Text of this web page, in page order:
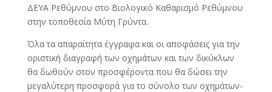
ΔΕΥΑ Ρεθύμνου στο Βιολογικό Καθαρισμό Ρεθύμνου
στην τοποθεσία Μύτη Γρύντα.
Όλα τα απαραίτητα έγγραφα και οι αποφάσεις για την
οριστική διαγραφή των οχημάτων και των δικύκλων
θα δωθούν στον προσφέροντα που θα δώσει την
μεγαλύτερη προσφορά για το σύνολο των οχημάτων-